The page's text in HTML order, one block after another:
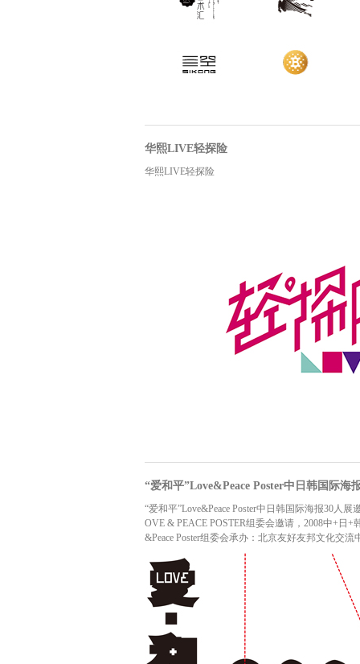
华熙LIVE轻探险
华熙LIVE轻探险
“爱和平”Love&Peace Poster中日韩国际海
“爱和平”Love&Peace Poster中日韩国际海报30人
OVE & PEACE POSTER组委会邀请，2008中+日
&Peace Poster组委会承办：北京友好友邦文化交流